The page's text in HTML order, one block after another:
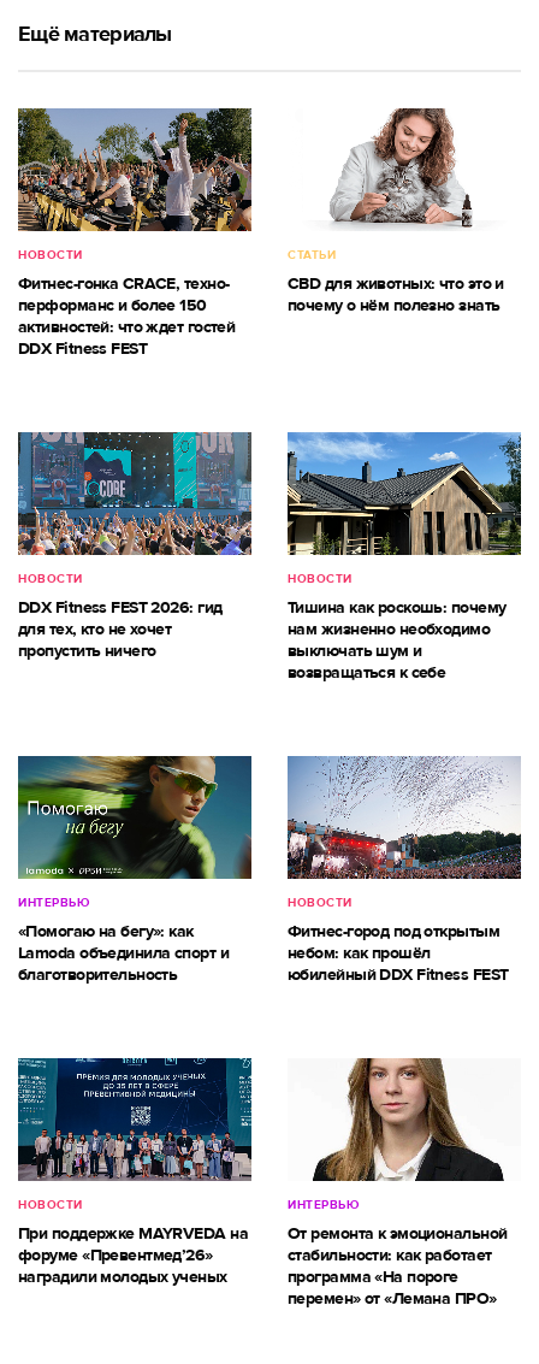
Ещё материалы
НОВОСТИ
Фитнес-гонка CRACE, техно-
перформанс и более 150
активностей: что ждет гостей
DDX Fitness FEST
СТАТЬИ
CBD для животных: что это и
почему о нём полезно знать
НОВОСТИ
DDX Fitness FEST 2026: гид
для тех, кто не хочет
пропустить ничего
НОВОСТИ
Тишина как роскошь: почему
нам жизненно необходимо
выключать шум и
возвращаться к себе
ИНТЕРВЬЮ
«Помогаю на бегу»: как
Lamoda объединила спорт и
благотворительность
НОВОСТИ
Фитнес-город под открытым
небом: как прошёл
юбилейный DDX Fitness FEST
НОВОСТИ
При поддержке MAYRVEDA на
форуме «Превентмед’26»
наградили молодых ученых
ИНТЕРВЬЮ
От ремонта к эмоциональной
стабильности: как работает
программа «На пороге
перемен» от «Лемана ПРО»